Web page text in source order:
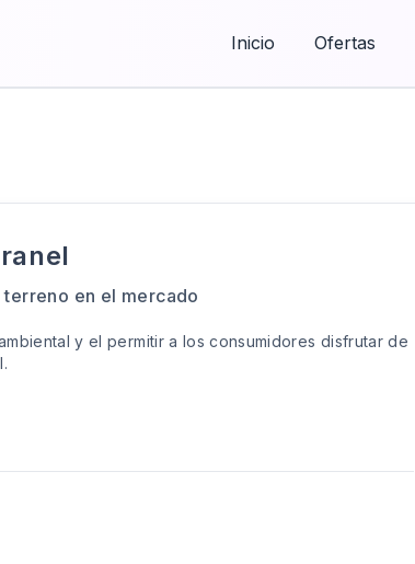
Inicio Ofertas
en el mercado
y el permitir a los consumidores disfrutar de